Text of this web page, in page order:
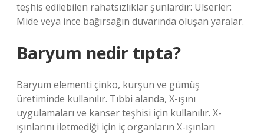
teşhis edilebilen rahatsızlıklar şunlardır: Ülserler:
Mide veya ince bağırsağın duvarında oluşan yaralar.
Baryum nedir tıpta?
Baryum elementi çinko, kurşun ve gümüş
üretiminde kullanılır. Tıbbi alanda, X-ışını
uygulamaları ve kanser teşhisi için kullanılır. X-
ışınlarını iletmediği için iç organların X-ışınları